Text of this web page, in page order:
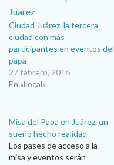
Ciudad Juárez, la tercera
ciudad con más
participantes en eventos del
papa
27 febrero, 2016
En «Local»
Misa del Papa en Juárez, un
sueño hecho realidad
Los pases de acceso a la
misa y eventos serán